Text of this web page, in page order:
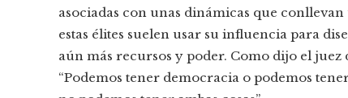
asociadas con unas dinámicas que
estas élites suelen usar su influencia para
aún más recursos y poder. Como dijo el
“Podemos tener democracia o podemos